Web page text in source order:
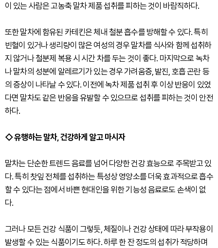
이 있는 사람은 고농축 말차 제품 섭취를 피하는 것이 바람직하다.
또한 말차에 함유된 카테킨은 체내 철분 흡수를 방해할 수 있다. 특히
빈혈이 있거나 생리량이 많은 여성의 경우 말차를 식사와 함께 섭취하
지 않거나 철분제 복용 시 시간 차를 두는 것이 좋다. 마지막으로 녹차
나 말차의 성분에 알레르기가 있는 경우 가려움증, 발진, 호흡 곤란 등
의 증상이 나타날 수 있다. 이전에 녹차 제품 섭취 후 이상 반응이 있었
다면 말차도 같은 반응을 유발할 수 있으므로 섭취를 피하는 것이 안전
하다.
◇ 유행하는 말차, 건강하게 알고 마시자
말차는 단순한 트렌드 음료를 넘어 다양한 건강 효능으로 주목받고 있
다. 특히 찻잎 전체를 섭취하는 특성상 영양소를 더욱 효과적으로 흡수
할 수 있다는 점에서 바쁜 현대인을 위한 기능성 음료로도 손색이 없
다.
그러나 모든 건강 식품이 그렇듯, 체질이나 건강 상태에 따라 부작용이
발생할 수 있는 식품이기도 하다. 하루 한 잔 정도의 섭취가 적당하며